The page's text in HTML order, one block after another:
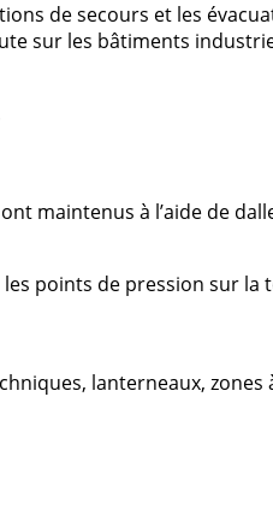
de secours et les
sur les bâtiments
maintenus à l’aide de
points de pression sur la
lanterneaux, zones